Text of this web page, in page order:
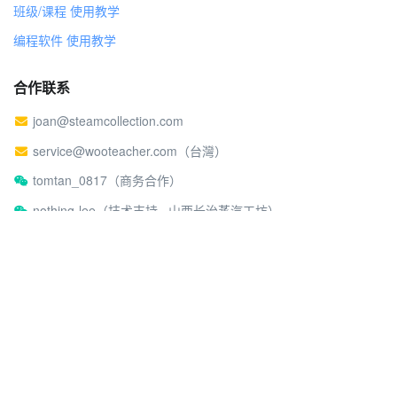
班级/课程 使用教学
编程软件 使用教学
合作联系
joan@steamcollection.com
service@wooteacher.com（台灣）
tomtan_0817（商务合作）
nothing-lee（技术支持 · 山西长治蒸汽工坊）